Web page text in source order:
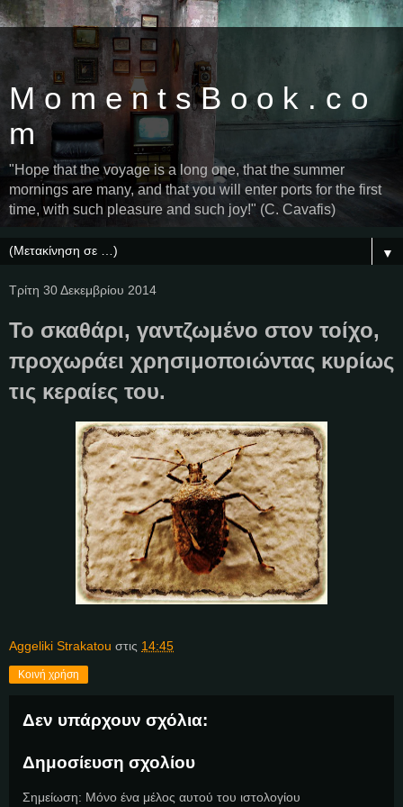
M o m e n t s B o o k . c o
m
"Hope that the voyage is a long one, that the summer
mornings are many, and that you will enter ports for the first
time, with such pleasure and such joy!" (C. Cavafis)
▼
Τρίτη 30 Δεκεμβρίου 2014
Το σκαθάρι, γαντζωμένο στον τοίχο,
προχωράει χρησιμοποιώντας κυρίως
τις κεραίες του.
Aggeliki Strakatou στις 14:45
Κοινή χρήση
Δεν υπάρχουν σχόλια:
Δημοσίευση σχολίου
Σημείωση: Μόνο ένα μέλος αυτού του ιστολογίου